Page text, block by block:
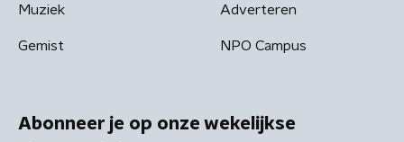
Muziek
Gemist
Adverteren
NPO Campus
Abonneer je op onze wekelijkse